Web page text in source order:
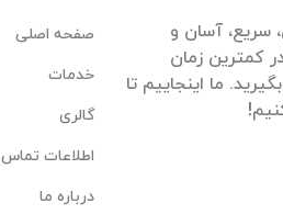
سریع، آسان و
کمترین زمان
ما اینجاییم تا
صفحه اصلی
خدمات
گالری
اطلاعات تماس
درباره ما